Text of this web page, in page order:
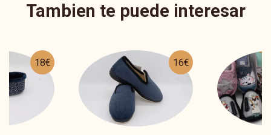
Tambien te puede interesar
18€ 16€